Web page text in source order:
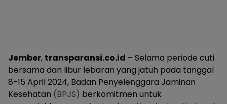
Jember, transparansi.co.id – Selama periode cuti
bersama dan libur lebaran yang jatuh pada tanggal
8-15 April 2024, Badan Penyelenggara Jaminan
Kesehatan (BPJS) berkomitmen untuk